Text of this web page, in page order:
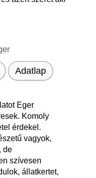
Adatlap
Eger
Komoly
érdekel.
vagyok,
de
szívesen
állatkertet,